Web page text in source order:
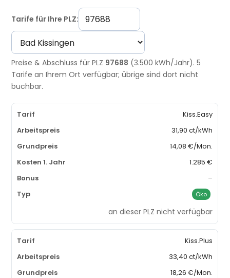
Tarife für Ihre PLZ:
Preise & Abschluss für PLZ 97688 (3.500 kWh/Jahr). 5
Tarife an Ihrem Ort verfügbar; übrige sind dort nicht
buchbar.
Kiss.Easy
31,90 ct/kWh
14,08 €/Mon.
1.285 €
–
Öko
an dieser PLZ nicht verfügbar
Kiss.Plus
33,40 ct/kWh
18,26 €/Mon.